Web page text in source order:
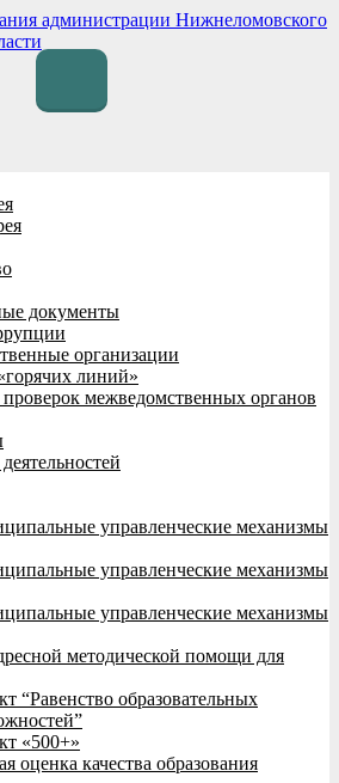
документы
организации
линий»
проверок межведомственных органов
управленческие механизмы
управленческие механизмы
управленческие механизмы
методической помощи для
“Равенство образовательных
«500+»
оценка качества образования